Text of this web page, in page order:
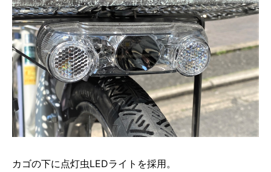
カゴの下に点灯虫LEDライトを採用。